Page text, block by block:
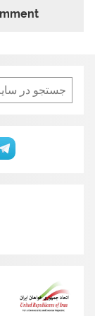
Search